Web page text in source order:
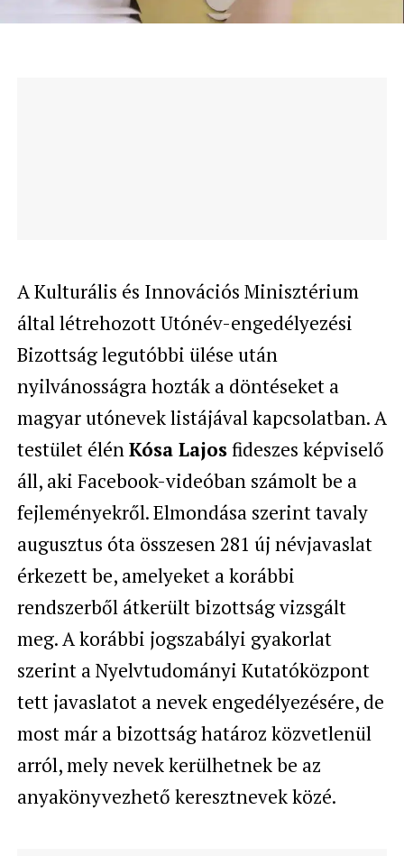
A Kulturális és Innovációs Minisztérium
által létrehozott Utónév-engedélyezési
Bizottság legutóbbi ülése után
nyilvánosságra hozták a döntéseket a
magyar utónevek listájával kapcsolatban. A
testület élénKósa Lajosfideszes képviselő
áll, aki Facebook-videóban számolt be a
fejleményekről. Elmondása szerint tavaly
augusztus óta összesen 281 új névjavaslat
érkezett be, amelyeket a korábbi
rendszerből átkerült bizottság vizsgált
meg. A korábbi jogszabályi gyakorlat
szerint a Nyelvtudományi Kutatóközpont
tett javaslatot a nevek engedélyezésére, de
most már a bizottság határoz közvetlenül
arról, mely nevek kerülhetnek be az
anyakönyvezhető keresztnevek közé.